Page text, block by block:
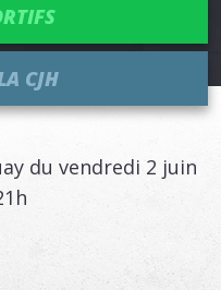
CJH
du vendredi 2 juin